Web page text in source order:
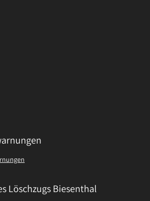
Löschzugs Biesenthal